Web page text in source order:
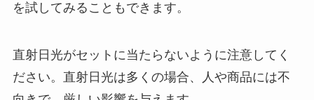
を試してみることもできます。
直射日光がセットに当たらないように注意してく
ださい。直射日光は多くの場合、人や商品には不